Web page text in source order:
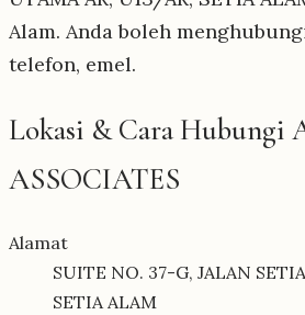
Alam. Anda boleh
telefon, emel.
Lokasi & Cara Hubungi
ASSOCIATES
Alamat
SUITE NO. 37-G, JALAN
SETIA ALAM